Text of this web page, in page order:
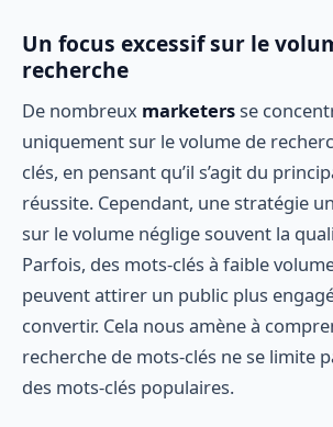
Un focus excessif sur le
recherche
De nombreux marketersse
uniquement sur le volume de
clés, en pensant qu’il s’agit du
réussite. Cependant, une stratégie
sur le volume néglige souvent la
Parfois, des mots-clés à faible
peuvent attirer un public plus
convertir. Cela nous amène à
recherche de mots-clés ne se limite
des mots-clés populaires.